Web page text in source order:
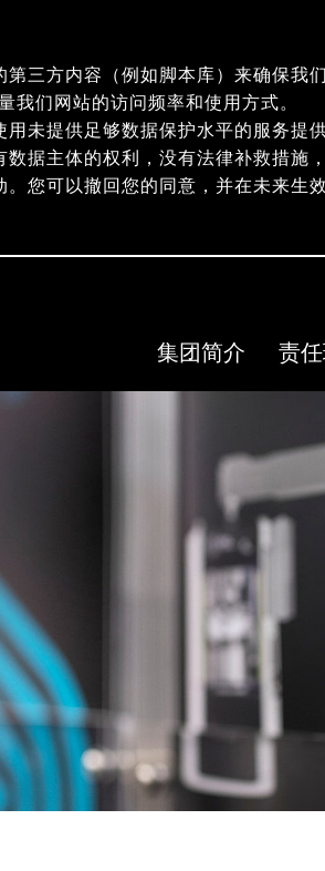
集团简介 责
三方内容（例如脚本库）来确保我
我们网站的访问频率和使用方式。
未提供足够数据保护水平的服务提
据主体的权利，没有法律补救措施
您可以撤回您的同意，并在未来生